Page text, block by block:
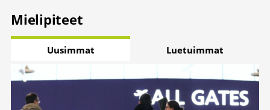
Mielipiteet
Uusimmat Luetuimmat